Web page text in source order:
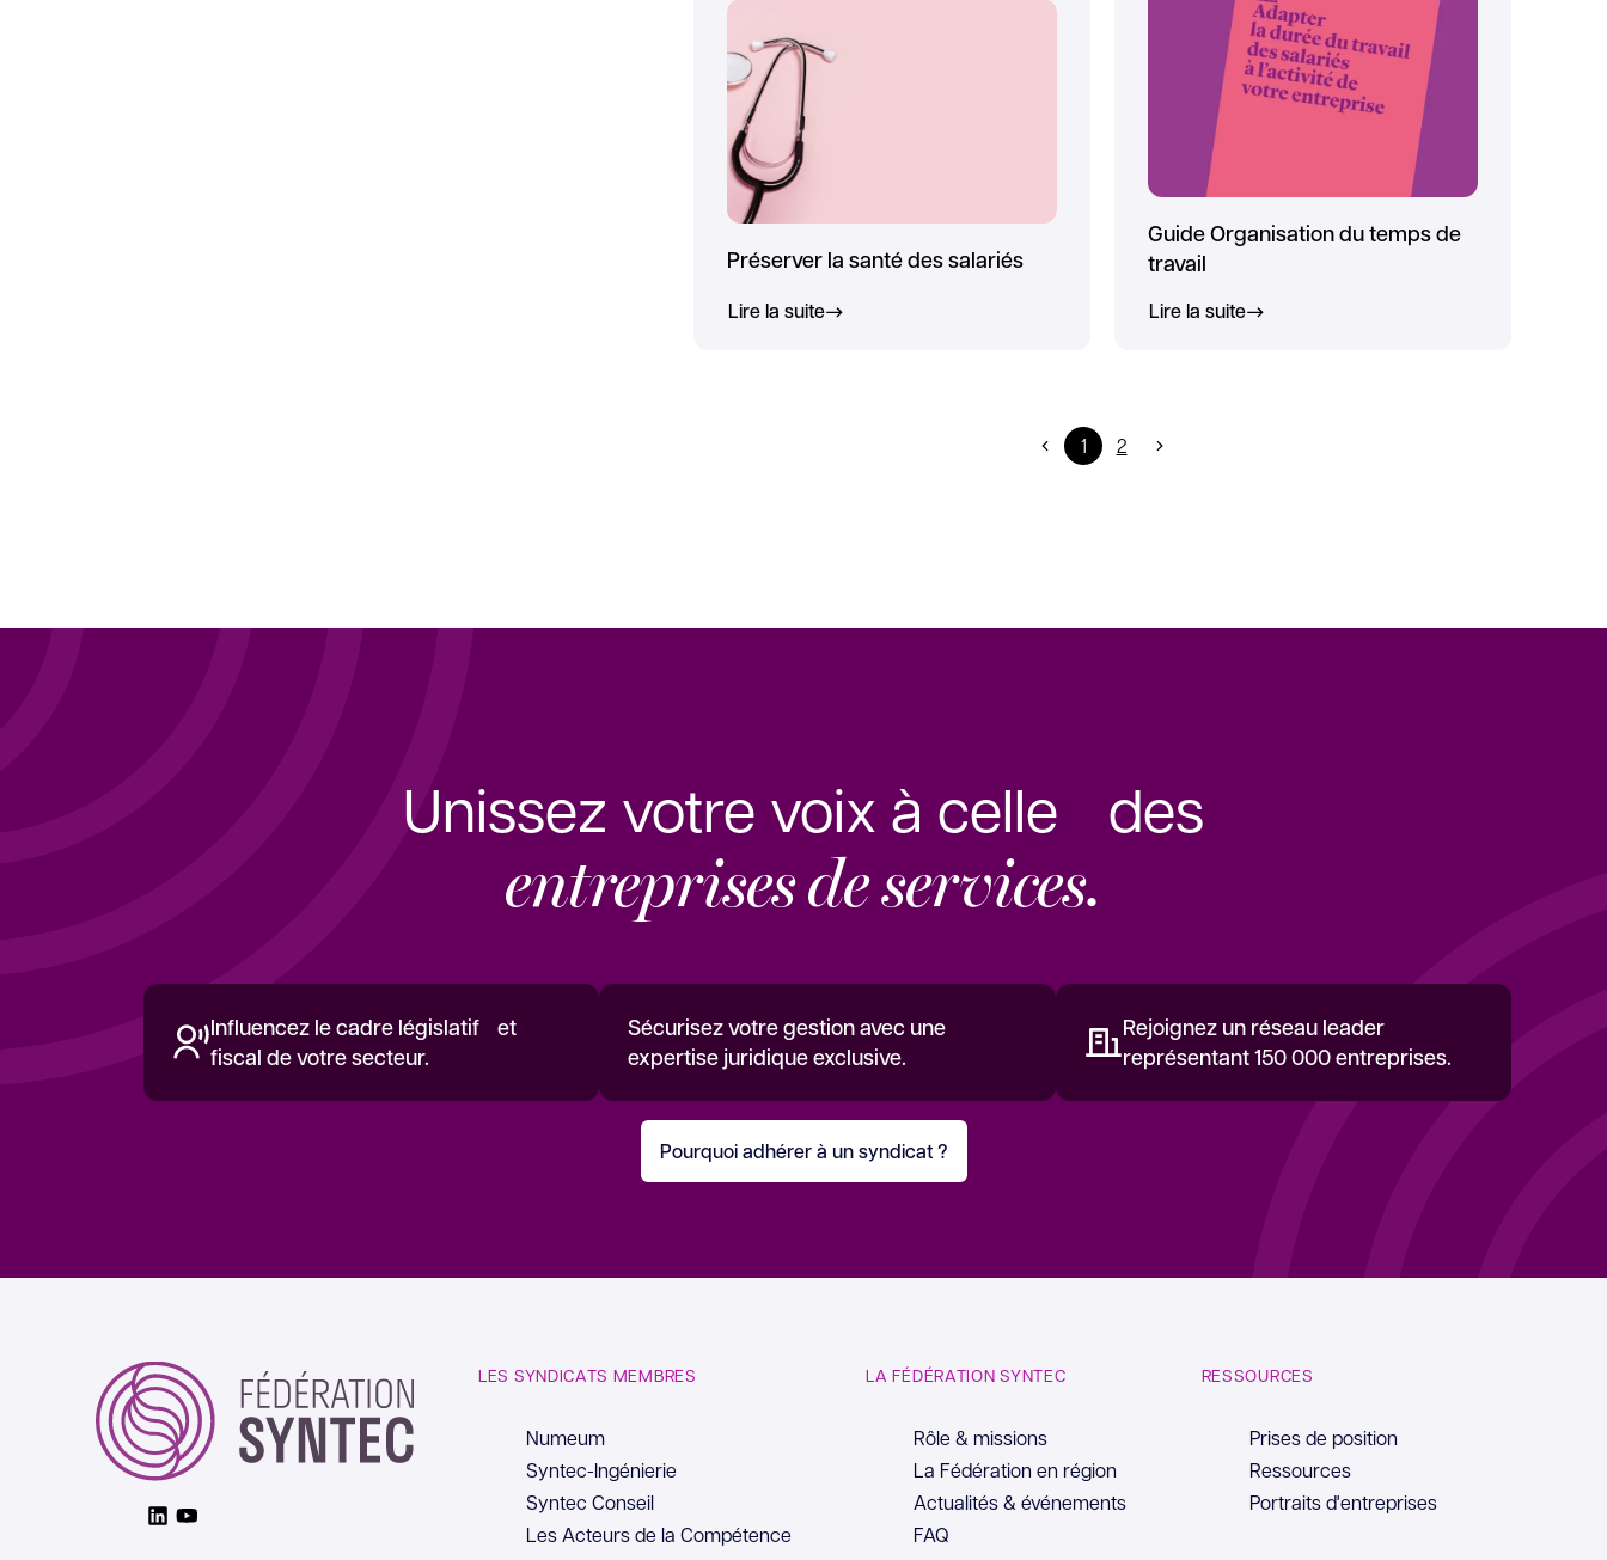
Préserver la santé des salariés
Lire la suite
Guide Organisation du temps de
travail
Lire la suite
1 2
Unissez votre voix à celle des
entreprises de services.
Influencez le cadre législatif et
fiscal de votre secteur.
Sécurisez votre gestion avec une
expertise juridique exclusive.
Rejoignez un réseau leader
représentant 150 000 entreprises.
Pourquoi adhérer à un syndicat ?
LinkedinYoutube
LES SYNDICATS MEMBRES
Numeum
Syntec-Ingénierie
Syntec Conseil
Les Acteurs de la Compétence
LA FÉDÉRATION SYNTEC
Rôle & missions
La Fédération en région
Actualités & événements
FAQ
RESSOURCES
Prises de position
Ressources
Portraits d'entreprises